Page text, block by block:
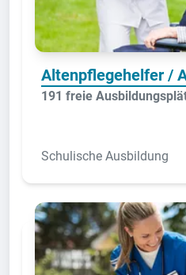
Altenpflegehelfer /
191 freie
Schulische Ausbildung